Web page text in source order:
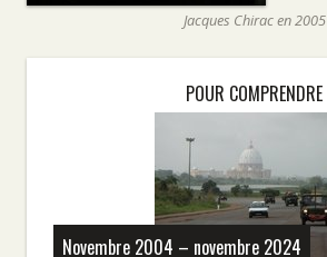
Jacques Chirac en 2005
POUR COMPRENDRE
Novembre 2004 – novembre 2024